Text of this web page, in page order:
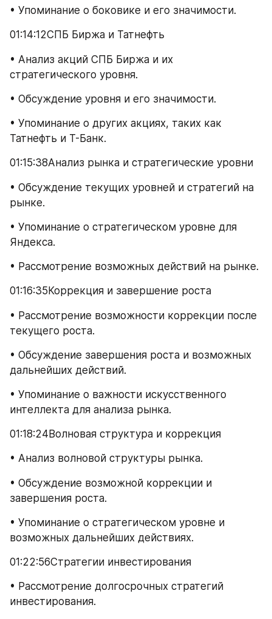
• Упоминание о боковике и его значимости.
01:14:12СПБ Биржа и Татнефть
• Анализ акций СПБ Биржа и их
стратегического уровня.
• Обсуждение уровня и его значимости.
• Упоминание о других акциях, таких как
Татнефть и Т-Банк.
01:15:38Анализ рынка и стратегические уровни
• Обсуждение текущих уровней и стратегий на
рынке.
• Упоминание о стратегическом уровне для
Яндекса.
• Рассмотрение возможных действий на рынке.
01:16:35Коррекция и завершение роста
• Рассмотрение возможности коррекции после
текущего роста.
• Обсуждение завершения роста и возможных
дальнейших действий.
• Упоминание о важности искусственного
интеллекта для анализа рынка.
01:18:24Волновая структура и коррекция
• Анализ волновой структуры рынка.
• Обсуждение возможной коррекции и
завершения роста.
• Упоминание о стратегическом уровне и
возможных дальнейших действиях.
01:22:56Стратегии инвестирования
• Рассмотрение долгосрочных стратегий
инвестирования.